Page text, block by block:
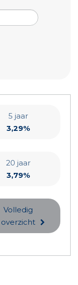
5 jaar
3,29%
20 jaar
3,79%
Volledig
overzicht